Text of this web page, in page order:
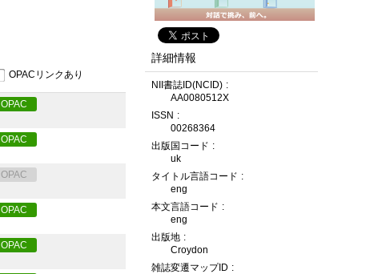
OPACリンクあり
OPAC
OPAC
OPAC
OPAC
OPAC
詳細情報
NII書誌ID(NCID)
AA0080512X
ISSN
00268364
出版国コード
uk
タイトル言語コード
eng
本文言語コード
eng
出版地
Croydon
雑誌変遷マップID